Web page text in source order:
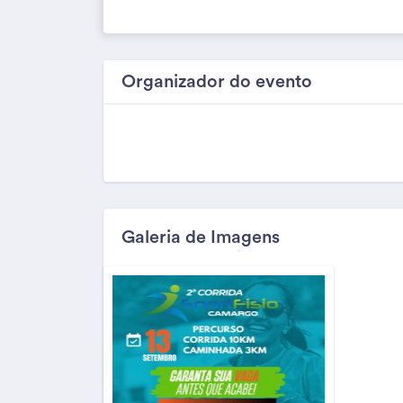
Organizador do evento
Galeria de Imagens